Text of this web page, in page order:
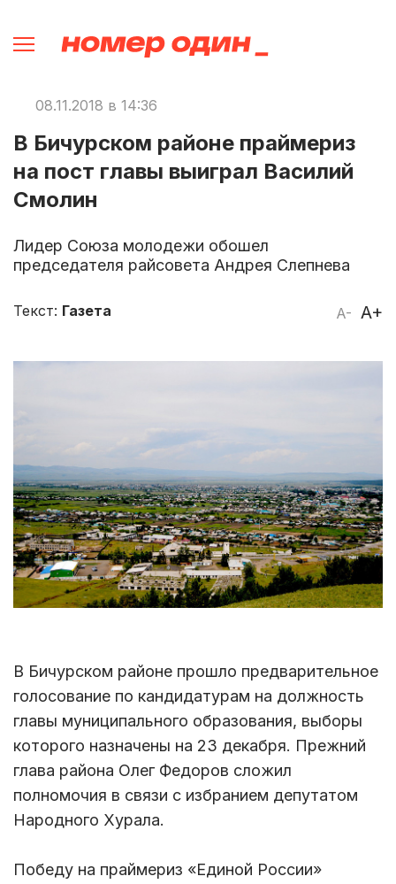
08.11.2018 в 14:36
В Бичурском районе праймериз
на пост главы выиграл Василий
Смолин
Лидер Союза молодежи обошел
председателя райсовета Андрея Слепнева
A- A+
Текст: Газета
В Бичурском районе прошло предварительное
голосование по кандидатурам на должность
главы муниципального образования, выборы
которого назначены на 23 декабря. Прежний
глава района Олег Федоров сложил
полномочия в связи с избранием депутатом
Народного Хурала.
Победу на праймериз «Единой России»